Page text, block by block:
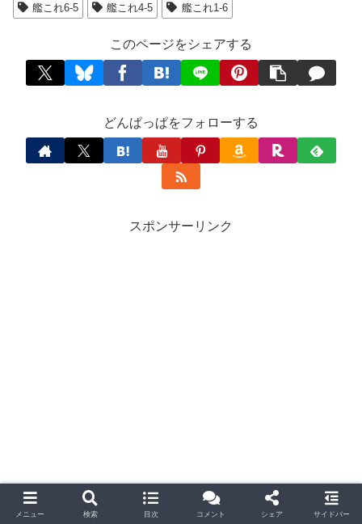
艦これ6-5
艦これ4-5 艦これ1-6
このページをシェアする
どんぱっぱをフォローする
スポンサーリンク
関連記事
メニュー 検索 目次 コメント シェア サイドバー